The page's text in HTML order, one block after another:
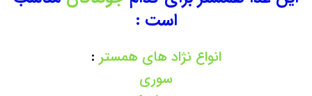
است :
انواع نژاد های همستر :
سوری